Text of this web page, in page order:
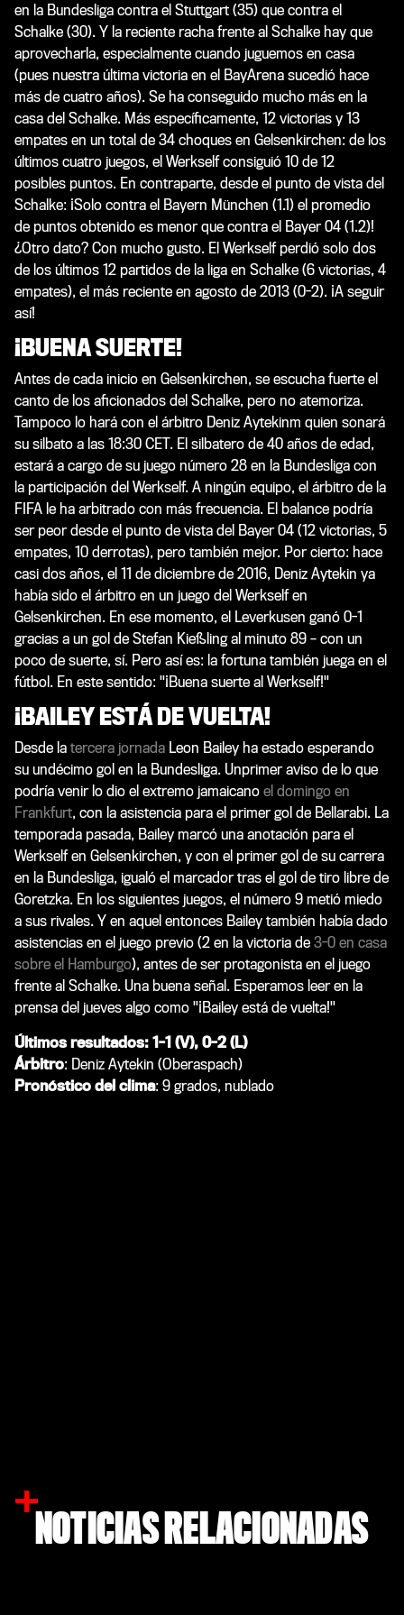
en la Bundesliga contra el Stuttgart (35) que contra el
Schalke (30). Y la reciente racha frente al Schalke hay que
aprovecharla, especialmente cuando juguemos en casa
(pues nuestra última victoria en el BayArena sucedió hace
más de cuatro años). Se ha conseguido mucho más en la
casa del Schalke. Más específicamente, 12 victorias y 13
empates en un total de 34 choques en Gelsenkirchen: de los
últimos cuatro juegos, el Werkself consiguió 10 de 12
posibles puntos. En contraparte, desde el punto de vista del
Schalke: ¡Solo contra el Bayern München (1.1) el promedio
de puntos obtenido es menor que contra el Bayer 04 (1.2)!
¿Otro dato? Con mucho gusto. El Werkself perdió solo dos
de los últimos 12 partidos de la liga en Schalke (6 victorias, 4
empates), el más reciente en agosto de 2013 (0-2). ¡A seguir
así!
¡BUENA SUERTE!
Antes de cada inicio en Gelsenkirchen, se escucha fuerte el
canto de los aficionados del Schalke, pero no atemoriza.
Tampoco lo hará con el árbitro Deniz Aytekinm quien sonará
su silbato a las 18:30 CET. El silbatero de 40 años de edad,
estará a cargo de su juego número 28 en la Bundesliga con
la participación del Werkself. A ningún equipo, el árbitro de la
FIFA le ha arbitrado con más frecuencia. El balance podría
ser peor desde el punto de vista del Bayer 04 (12 victorias, 5
empates, 10 derrotas), pero también mejor. Por cierto: hace
casi dos años, el 11 de diciembre de 2016, Deniz Aytekin ya
había sido el árbitro en un juego del Werkself en
Gelsenkirchen. En ese momento, el Leverkusen ganó 0-1
gracias a un gol de Stefan Kießling al minuto 89 – con un
poco de suerte, sí. Pero así es: la fortuna también juega en el
fútbol. En este sentido: "¡Buena suerte al Werkself!"
¡BAILEY ESTÁ DE VUELTA!
Desde la tercera jornada Leon Bailey ha estado esperando
su undécimo gol en la Bundesliga. Unprimer aviso de lo que
podría venir lo dio el extremo jamaicano el domingo en
Frankfurt, con la asistencia para el primer gol de Bellarabi. La
temporada pasada, Bailey marcó una anotación para el
Werkself en Gelsenkirchen, y con el primer gol de su carrera
en la Bundesliga, igualó el marcador tras el gol de tiro libre de
Goretzka. En los siguientes juegos, el número 9 metió miedo
a sus rivales. Y en aquel entonces Bailey también había dado
asistencias en el juego previo (2 en la victoria de 3-0 en casa
sobre el Hamburgo), antes de ser protagonista en el juego
frente al Schalke. Una buena señal. Esperamos leer en la
prensa del jueves algo como "¡Bailey está de vuelta!"
Últimos resultados: 1-1 (V), 0-2 (L)
Árbitro: Deniz Aytekin (Oberaspach)
Pronóstico del clima: 9 grados, nublado
NOTICIAS RELACIONADAS